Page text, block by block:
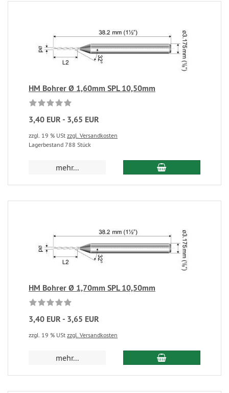
HM Bohrer Ø 1,60mm SPL 10,50mm
3,40 EUR - 3,65 EUR
zzgl. 19 % USt zzgl. Versandkosten
Lagerbestand 788 Stück
mehr...
HM Bohrer Ø 1,70mm SPL 10,50mm
3,40 EUR - 3,65 EUR
zzgl. 19 % USt zzgl. Versandkosten
mehr...